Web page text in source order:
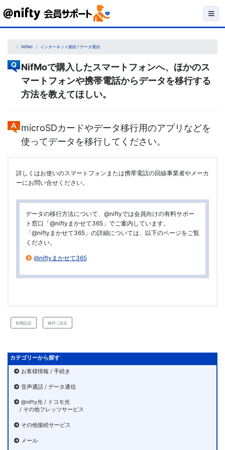
Skip
content NifMo インターネット接続 / データ通信
NifMoで購入したスマートフォンへ、ほかのス
マートフォンや携帯電話からデータを移行する
方法を教えてほしい。
microSDカードやデータ移行用のアプリなどを
使ってデータを移行してください。
詳しくはお使いのスマートフォンまたは携帯電話の回線事業者やメーカ
ーにお問い合せください。
データの移行方法について、@niftyでは会員向けの有料サポー
ト窓口「@niftyまかせて365」でご案内しています。
「@niftyまかせて365」の詳細については、以下のページをご覧
ください。
@niftyまかせて365
初期設定 操作 / 設定
カテゴリーから探す
お客様情報 / 手続き
音声通話 / データ通信
@nifty光 / ドコモ光
/ その他フレッツサービス
その他接続サービス
メール